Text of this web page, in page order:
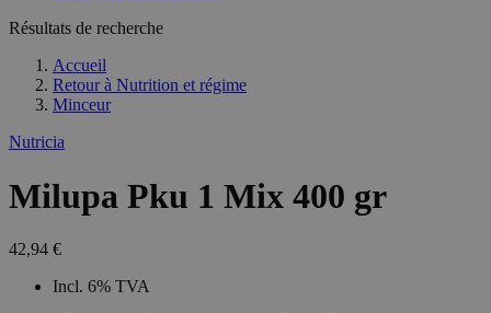
Résultats de recherche
Accueil
Retour à Nutrition et régime
Minceur
Nutricia
Milupa Pku 1 Mix 400 gr
42,94 €
Incl. 6% TVA